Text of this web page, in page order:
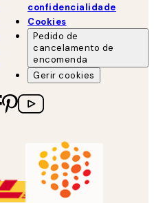
confidencialidade
Cookies
Pedido de
cancelamento de
encomenda
Gerir cookies